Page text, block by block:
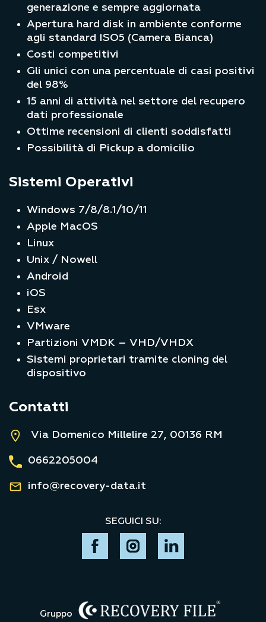
generazione e sempre aggiornata
Apertura hard disk in ambiente conforme
agli standard ISO5 (Camera Bianca)
Costi competitivi
Gli unici con una percentuale di casi positivi
del 98%
15 anni di attività nel settore del recupero
dati professionale
Ottime recensioni di clienti soddisfatti
Possibilità di Pickup a domicilio
Sistemi Operativi
Windows 7/8/8.1/10/11
Apple MacOS
Linux
Unix / Nowell
Android
iOS
Esx
VMware
Partizioni VMDK – VHD/VHDX
Sistemi proprietari tramite cloning del
dispositivo
Contatti
Via Domenico Millelire 27, 00136 RM
0662205004
info@recovery-data.it
SEGUICI SU:
Gruppo